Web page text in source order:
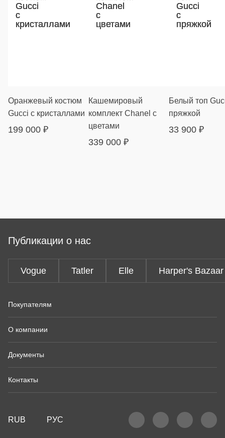
Оранжевый костюм
Gucci с кристаллами
199 000 ₽
Кашемировый
комплект Chanel с
цветами
339 000 ₽
Белый топ
пряжкой
33 900 ₽
Публикации о нас
Vogue Tatler Elle Harper's Bazaar
Покупателям
О компании
Документы
Контакты
RUB РУС